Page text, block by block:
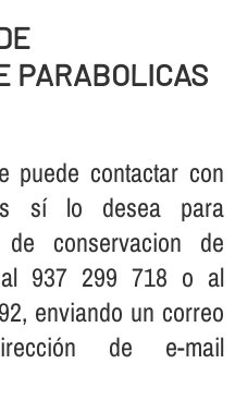
PARABOLICAS
puede contactar con
sí­ lo desea para
conservacion de
al 937 299 718 o al
enviando un correo
de e-mail